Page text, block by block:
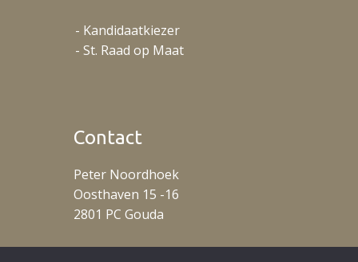
- Kandidaatkiezer
- St. Raad op Maat
Contact
Peter Noordhoek
Oosthaven 15 -16
2801 PC Gouda